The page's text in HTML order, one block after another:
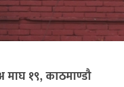
१९, काठमाण्डौ